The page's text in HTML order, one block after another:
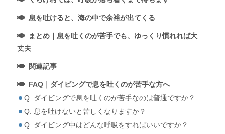
息を吐けると、海の中で余裕が出てくる
まとめ｜息を吐くのが苦手でも、ゆっくり慣れれば大
丈夫
関連記事
FAQ｜ダイビングで息を吐くのが苦手な方へ
Q. ダイビングで息を吐くのが苦手なのは普通ですか？
Q. 息を吐けないと苦しくなりますか？
Q. ダイビング中はどんな呼吸をすればいいですか？